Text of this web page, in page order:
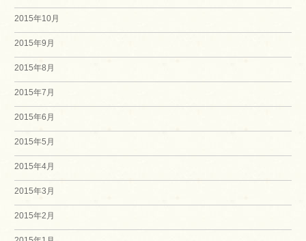
2015年10月
2015年9月
2015年8月
2015年7月
2015年6月
2015年5月
2015年4月
2015年3月
2015年2月